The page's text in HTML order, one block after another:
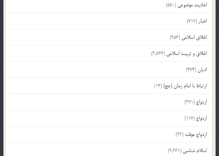
احادیث موضوعی (550)
اخبار (717)
اخلاق اسلامی (956)
اخلاق و تربیت اسلامی (2,836)
ادیان(474)
ارتباط با امام زمان (عج)(14)
ازدواج (371)
ازدواج (117)
ازدواج موقت (32)
اسلام شناسی (2,661)